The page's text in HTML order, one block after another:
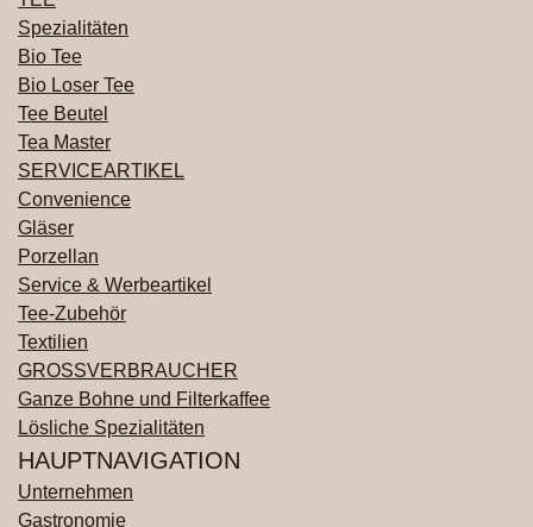
Spezialitäten
Bio Tee
Bio Loser Tee
Tee Beutel
Tea Master
SERVICEARTIKEL
Convenience
Gläser
Porzellan
Service & Werbeartikel
Tee-Zubehör
Textilien
GROSSVERBRAUCHER
Ganze Bohne und Filterkaffee
Lösliche Spezialitäten
HAUPTNAVIGATION
Unternehmen
Gastronomie